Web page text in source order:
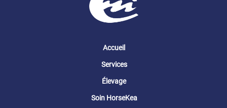
Accueil
Services
Élevage
Soin HorseKea